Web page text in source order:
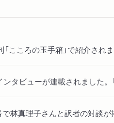
こころの玉手箱」で紹介されま
タビューが連載されました。
で林真理子さんと訳者の対談